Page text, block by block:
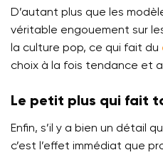
D’autant plus que les
véritable engouement sur
la culture pop, ce qui fait du
choix à la fois tendance et
Le petit plus qui fait
Enfin, s’il y a bien un détail
c’est l’effet immédiat que